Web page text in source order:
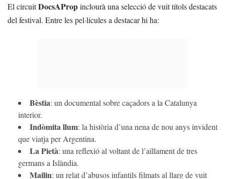
El circuitDocsAPropinclourà una selecció de vuit títols destacats
del festival. Entre les pel·lícules a destacar hi ha:
Bèstia: un documental sobre caçadors a la Catalunya
interior.
Indòmita llum: la història d’una nena de nou anys invident
que viatja per Argentina.
La Pietà: una reflexió al voltant de l’aïllament de tres
germans a Islàndia.
Mailin: un relat d’abusos infantils filmats al llarg de vuit